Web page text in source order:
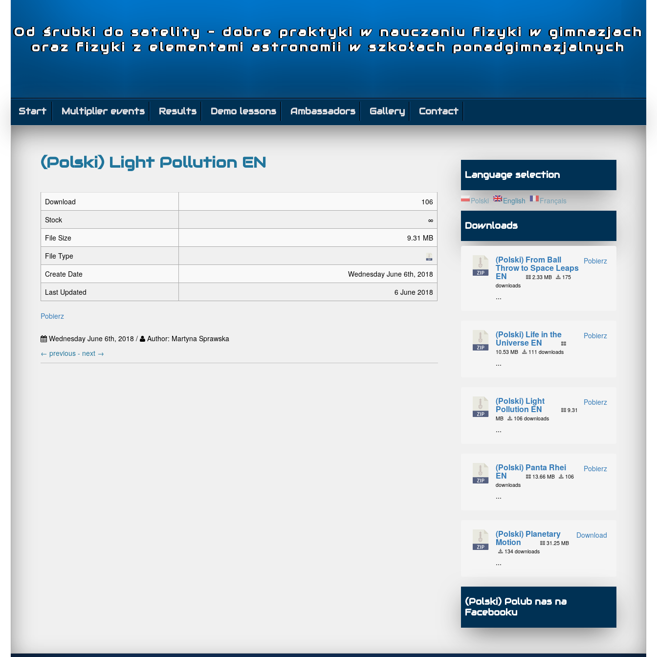
Od śrubki do satelity – dobre praktyki w nauczaniu fizyki w gimnazjach
oraz fizyki z elementami astronomii w szkołach ponadgimnazjalnych
Start Multiplier events Results Demo lessons Ambassadors Gallery Contact
(Polski) Light Pollution EN
Download
106
Stock
∞
File Size
9.31 MB
File Type
Create Date
Wednesday June 6th, 2018
Last Updated
6 June 2018
Pobierz
Wednesday June 6th, 2018 /
Author: Martyna Sprawska
← previous - next →
Language selection
Polski English Français
Downloads
Pobierz
(Polski) From Ball
Throw to Space Leaps
EN 2.33 MB
175
downloads
...
Pobierz
(Polski) Life in the
Universe EN
10.53 MB 111 downloads
...
Pobierz
(Polski) Light
Pollution EN
9.31
MB
106 downloads
...
Pobierz
(Polski) Panta Rhei
EN 13.66 MB
106
downloads
...
Download
(Polski) Planetary
Motion
31.25 MB
134 downloads
...
(Polski) Polub nas na
Facebooku